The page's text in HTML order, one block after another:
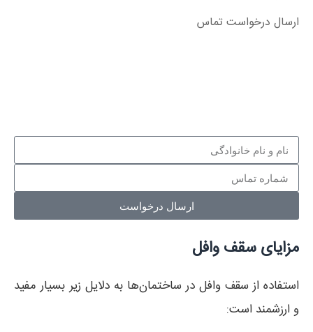
ارسال درخواست تماس
ارسال درخواست
مزایای سقف وافل
استفاده از سقف وافل در ساختمان‌ها به دلایل زیر بسیار مفید
و ارزشمند است: